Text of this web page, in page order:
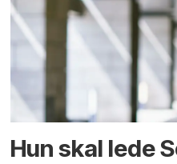
Hun skal lede